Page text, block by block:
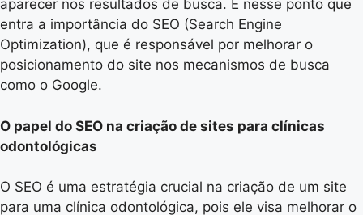
aparecer nos resultados de busca. É nesse ponto que
entra a importância do SEO (Search Engine
Optimization), que é responsável por melhorar o
posicionamento do site nos mecanismos de busca
como o Google.
O papel do SEO na criação de sites para clínicas
odontológicas
O SEO é uma estratégia crucial na criação de um site
para uma clínica odontológica, pois ele visa melhorar o